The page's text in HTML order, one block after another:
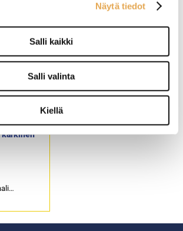
Näytä tiedot
Salli kaikki
Salli valinta
Kiellä
kauha: 11 x 7 cm
kärkinen